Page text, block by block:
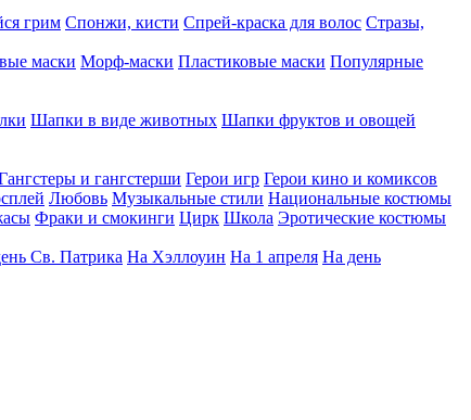
грим Спонжи, кисти Спрей-краска для волос Стразы,
маски Морф-маски Пластиковые маски Популярные
Шапки в виде животных Шапки фруктов и овощей
и гангстерши Герои игр Герои кино и комиксов
Любовь Музыкальные стили Национальные костюмы
Фраки и смокинги Цирк Школа Эротические костюмы
Св. Патрика На Хэллоуин На 1 апреля На день